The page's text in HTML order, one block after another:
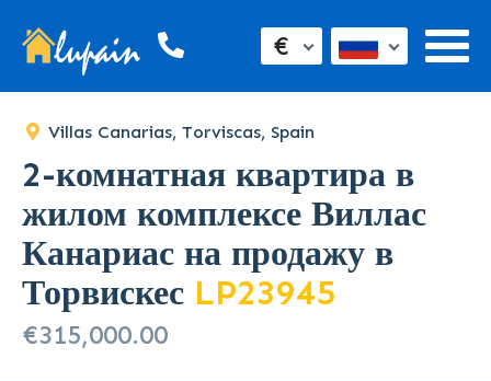
€
Villas Canarias, Torviscas, Spain
2-комнатная квартира в
жилом комплексе Виллас
Канариас на продажу в
Торвискес LP23945
€315,000.00